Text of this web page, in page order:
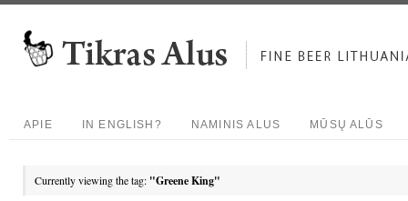
APIE IN ENGLISH? NAMINIS ALUS MŪSŲ ALŪS
Currently viewing the tag: "Greene King"